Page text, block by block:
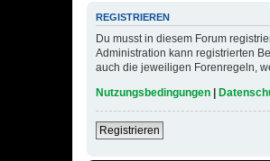
REGISTRIEREN
Du musst in diesem Forum
Administration kann registrierten
auch die jeweiligen Forenregeln,
Nutzungsbedingungen |
Registrieren